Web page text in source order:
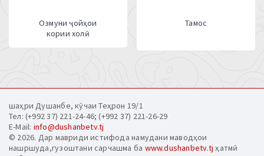
Озмуни ҷойҳои
кории холӣ
Тамос
шаҳри Душанбе, кӯчаи Теҳрон 19/1
Тел: (+992 37) 221-24-46; (+992 37) 221-26-29
E-Mail: info@dushanbetv.tj
© 2026. Дар мавриди истифода намудани маводҳои
нашршуда,гузоштани сарчашма ба www.dushanbetv.tj ҳатмӣ